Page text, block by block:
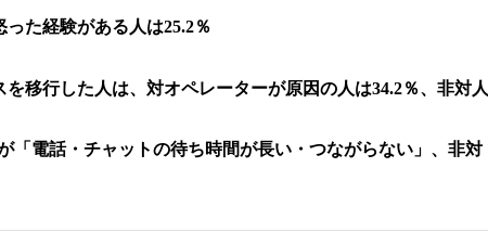
た経験がある人は25.2％
移行した人は、対オペレーターが原因の人は34.2％、非対人
電話・チャットの待ち時間が長い・つながらない」、非対